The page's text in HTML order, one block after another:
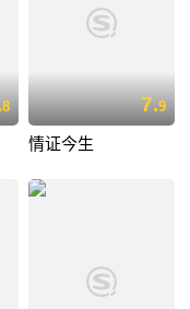
8 7.9
情证今生